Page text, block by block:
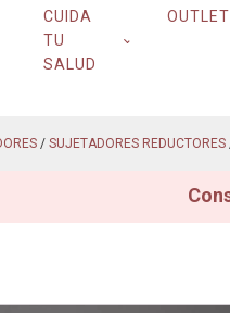
CUIDA
TU
SALUD
OUTLET
/ SUJETADORES REDUCTORES